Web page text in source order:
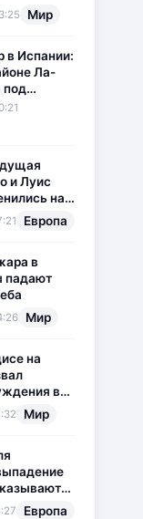
Мир
в Испании:
Ла-
под
и Луис
на
Европа
в
падают
Мир
на
в
Мир
Европа